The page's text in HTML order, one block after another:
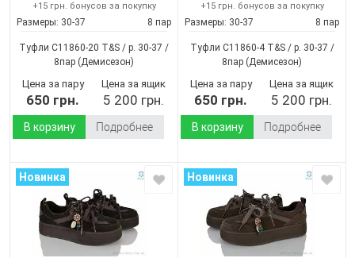
+15 грн. бонусов за покупку
Размеры: 30-37 8 пар
Туфли C11860-20 T&S / p. 30-37 /
8пар (Демисезон)
Цена за пару
650 грн.
Цена за ящик
5 200 грн.
В корзину Подробнее
+15 грн. бонусов за покупку
Размеры: 30-37 8 пар
Туфли C11860-4 T&S / p. 30-37 /
8пар (Демисезон)
Цена за пару
650 грн.
Цена за ящик
5 200 грн.
В корзину Подробнее
Новинка Новинка